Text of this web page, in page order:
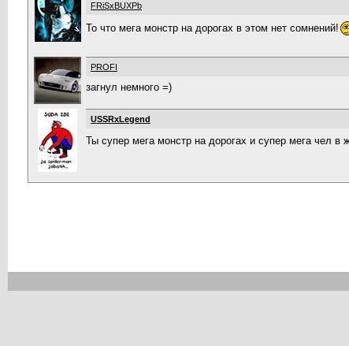
FRiSxBUXPb
То что мега монстр на дорогах в этом нет сомнений!
PROFI
загнул немного =)
USSRxLegend
Ты супер мега монстр на дорогах и супер мега чел в